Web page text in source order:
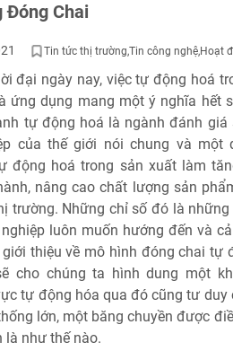
Đóng Chai
Tin tức thị trường Tin công nghệ Hoạt
ngày nay, việc tự động hoá
ứng dụng mang một ý nghĩa hết
tự động hoá là ngành đánh giá
của thế giới nói chung và một
động hoá trong sản xuất làm
nâng cao chất lượng sản
trường. Những chỉ số đó là những
luôn muốn hướng đến và
thiệu về mô hình đóng chai tự
cho chúng ta hình dung một
tự động hóa qua đó cũng tư duy
lớn, một băng chuyền được
là như thế nào.